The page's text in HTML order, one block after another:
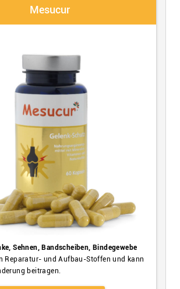
Mesucur
Sehnen, Bandscheiben, Bindegewebe
Reparatur- und Aufbau-Stoffen und kann
beitragen.